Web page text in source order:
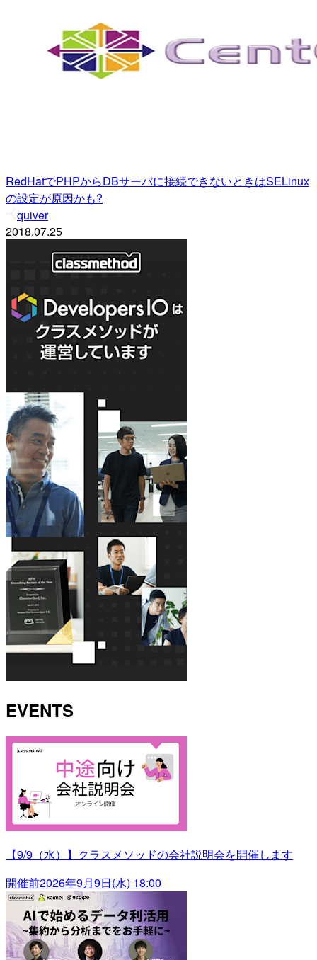
RedHatでPHPからDBサーバに接続できないときはSELinux
の設定が原因かも?
quiver
2018.07.25
EVENTS
【9/9（水）】クラスメソッドの会社説明会を開催します
開催前2026年9月9日(水) 18:00